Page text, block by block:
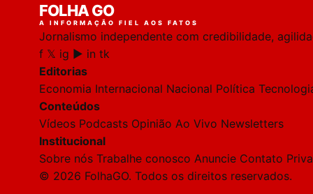
FOLHA GO
A INFORMAÇÃO FIEL AOS FATOS
Jornalismo independente com credibilidade,
f 𝕏 ig ▶ in tk
Editorias
Economia Internacional Nacional Política
Conteúdos
Vídeos Podcasts Opinião Ao Vivo Newsletters
Institucional
Sobre nós Trabalhe conosco Anuncie Contato
© 2026 FolhaGO. Todos os direitos reservados.